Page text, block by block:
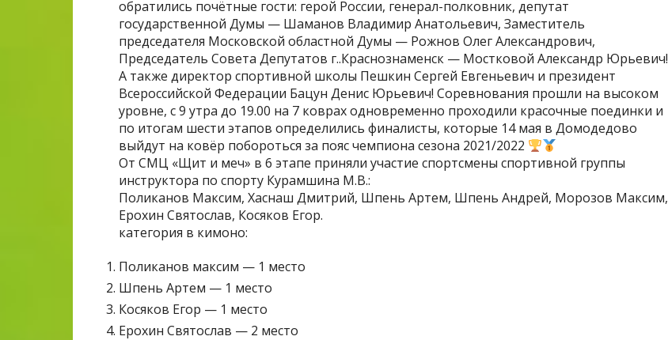
обратились почётные гости: герой России, генерал-полковник, депутат
государственной Думы — Шаманов Владимир Анатольевич, Заместитель
председателя Московской областной Думы — Рожнов Олег Александрович,
Председатель Совета Депутатов г..Краснознаменск — Мостковой Александр Юрьевич!
А также директор спортивной школы Пешкин Сергей Евгеньевич и президент
Всероссийской Федерации Бацун Денис Юрьевич! Соревнования прошли на высоком
уровне, с 9 утра до 19.00 на 7 коврах одновременно проходили красочные поединки и
по итогам шести этапов определились финалисты, которые 14 мая в Домодедово
выйдут на ковёр побороться за пояс чемпиона сезона 2021/2022
От СМЦ «Щит и меч» в 6 этапе приняли участие спортсмены спортивной группы
инструктора по спорту Курамшина М.В.:
Поликанов Максим, Хаснаш Дмитрий, Шпень Артем, Шпень Андрей, Морозов Максим,
Ерохин Святослав, Косяков Егор.
категория в кимоно:
Поликанов максим — 1 место
Шпень Артем — 1 место
Косяков Егор — 1 место
Ерохин Святослав — 2 место